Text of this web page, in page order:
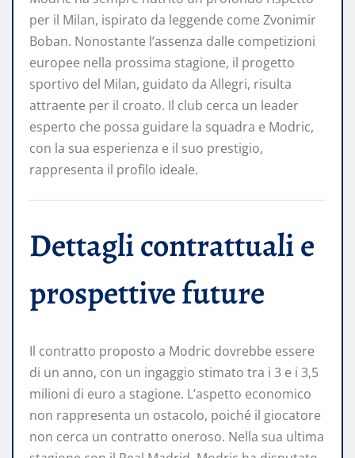
per il Milan, ispirato da leggende come Zvonimir
Boban. Nonostante l’assenza dalle competizioni
europee nella prossima stagione, il progetto
sportivo del Milan, guidato da Allegri, risulta
attraente per il croato. Il club cerca un leader
esperto che possa guidare la squadra e Modric,
con la sua esperienza e il suo prestigio,
rappresenta il profilo ideale.
Dettagli contrattuali e
prospettive future
Il contratto proposto a Modric dovrebbe essere
di un anno, con un ingaggio stimato tra i 3 e i 3,5
milioni di euro a stagione. L’aspetto economico
non rappresenta un ostacolo, poiché il giocatore
non cerca un contratto oneroso. Nella sua ultima